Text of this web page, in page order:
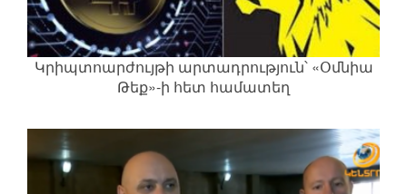
Կրիպտոարժույթի արտադրություն՝ «Օմնիա
Թեք»-ի հետ համատեղ